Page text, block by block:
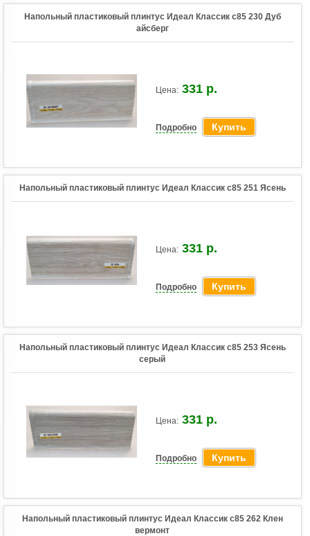
Напольный пластиковый плинтус Идеал Классик c85 230 Дуб
айсберг
Цена: 331 р.
Подробно Купить
Напольный пластиковый плинтус Идеал Классик c85 251 Ясень
Цена: 331 р.
Подробно Купить
Напольный пластиковый плинтус Идеал Классик c85 253 Ясень
серый
Цена: 331 р.
Подробно Купить
Напольный пластиковый плинтус Идеал Классик c85 262 Клен
вермонт